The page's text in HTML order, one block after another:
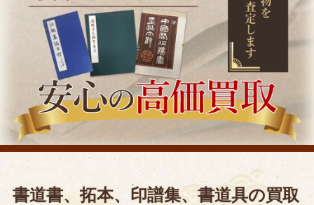
書道書、拓本、印譜集、書道具の買取